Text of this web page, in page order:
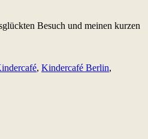
Besuch und meinen kurzen
, Kindercafé Berlin,